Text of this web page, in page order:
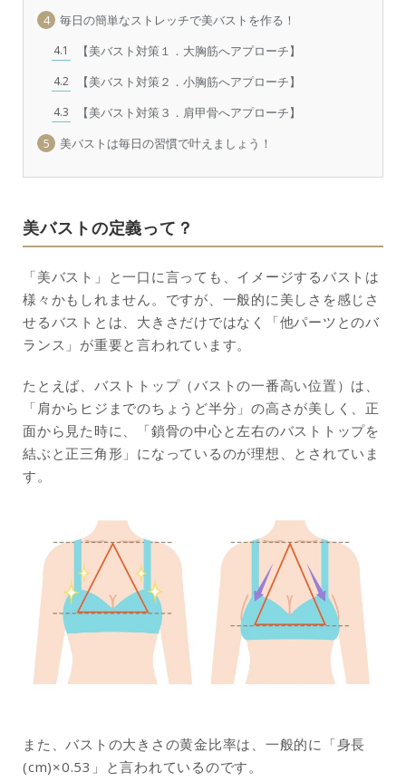
4
毎日の簡単なストレッチで美バストを作る！
4.1 【美バスト対策１．大胸筋へアプローチ】
4.2 【美バスト対策２．小胸筋へアプローチ】
4.3
【美バスト対策３．肩甲骨へアプローチ】
5
美バストは毎日の習慣で叶えましょう！
美バストの定義って？
「美バスト」と一口に言っても、イメージするバストは
様々かもしれません。ですが、一般的に美しさを感じさ
せるバストとは、大きさだけではなく「他パーツとのバ
ランス」が重要と言われています。
たとえば、バストトップ（バストの一番高い位置）は、
「肩からヒジまでのちょうど半分」の高さが美しく、正
面から見た時に、「鎖骨の中心と左右のバストトップを
結ぶと正三角形」になっているのが理想、とされていま
す。
また、バストの大きさの黄金比率は、一般的に「身長
(cm)×0.53」と言われているのです。